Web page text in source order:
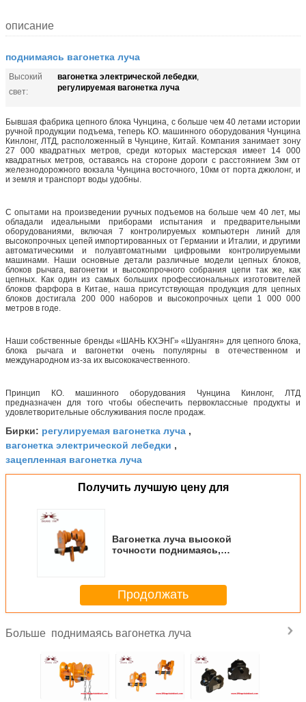
описание
поднимаясь вагонетка луча
Высокий
свет:
вагонетка электрической лебедки,
регулируемая вагонетка луча
Бывшая фабрика цепного блока Чунцина, с больше чем 40 летами истории
ручной продукции подъема, теперь КО. машинного оборудования Чунцина
Кинлонг, ЛТД, расположенный в Чунцине, Китай. Компания занимает зону
27 000 квадратных метров, среди которых мастерская имеет 14 000
квадратных метров, оставаясь на стороне дороги с расстоянием 3км от
железнодорожного вокзала Чунцина восточного, 10км от порта джюлонг, и
и земля и транспорт воды удобны.
С опытами на произведении ручных подъемов на больше чем 40 лет, мы
обладали идеальными приборами испытания и предварительными
оборудованиями, включая 7 контролируемых компьютерн линий для
высокопрочных цепей импортированных от Германии и Италии, и другими
автоматическими и полуавтоматными цифровыми контролируемыми
машинами. Наши основные детали различные модели цепных блоков,
блоков рычага, вагонетки и высокопрочного собрания цепи так же, как
цепных. Как один из самых больших профессиональных изготовителей
блоков фарфора в Китае, наша присутствующая продукция для цепных
блоков достигала 200 000 наборов и высокопрочных цепи 1 000 000
метров в годе.
Наши собственные бренды «ШАНЬ КХЭНГ» «Шуангян» для цепного блока,
блока рычага и вагонетки очень популярны в отечественном и
международном из-за их высококачественного.
Принцип КО. машинного оборудования Чунцина Кинлонг, ЛТД
предназначен для того чтобы обеспечить первоклассные продукты и
удовлетворительные обслуживания после продаж.
Бирки: регулируемая вагонетка луча ,
вагонетка электрической лебедки ,
зацепленная вагонетка луча
Получить лучшую цену для
Вагонетка луча высокой
точности поднимаясь,
Продолжать
Больше поднимаясь вагонетка луча